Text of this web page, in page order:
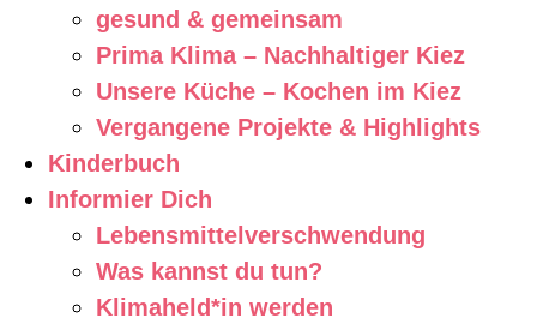
gesund & gemeinsam
Prima Klima – Nachhaltiger Kiez
Unsere Küche – Kochen im Kiez
Vergangene Projekte & Highlights
Kinderbuch
Informier Dich
Lebensmittelverschwendung
Was kannst du tun?
Klimaheld*in werden